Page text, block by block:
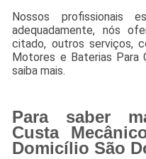
Nossos profissionais
adequadamente, nós
citado, outros serviços,
Motores e Baterias Para
saiba mais.
Para saber
Custa
Domicílio São